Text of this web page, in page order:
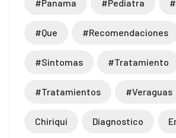
#panama #pediatra
#que #recomendaciones
#sintomas #tratamiento
#tratamientos #veraguas
Chiriqui Diagnostico